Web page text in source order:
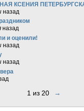
КСЕНИЯ
назад
назад
и оценили!
назад
назад
1 из 20 →